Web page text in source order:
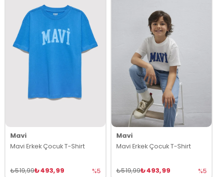
Mavi
Mavi Erkek Çocuk T-Shirt
₺493,99
₺519,99 %5
Mavi
Mavi Erkek Çocuk T-Shirt
₺493,99
₺519,99 %5